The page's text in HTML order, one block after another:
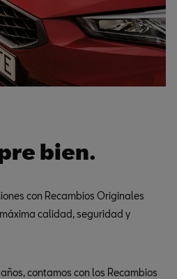
bien.
con Recambios Originales
calidad, seguridad y
contamos con los Recambios